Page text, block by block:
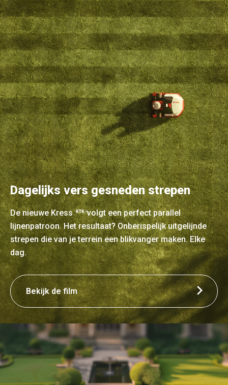
Dagelijks vers gesneden strepen
De nieuwe Kress RTK n
volgt een perfect parallel
lijnenpatroon. Het resultaat? Onberispelijk uitgelijnde
strepen die van je terrein een blikvanger maken. Elke
dag.
Bekijk de film